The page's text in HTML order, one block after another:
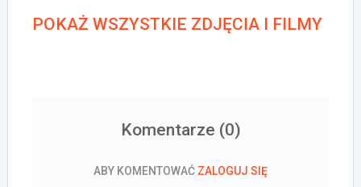
POKAŻ WSZYSTKIE ZDJĘCIA I FILMY
Komentarze (0)
ABY KOMENTOWAĆ ZALOGUJ SIĘ